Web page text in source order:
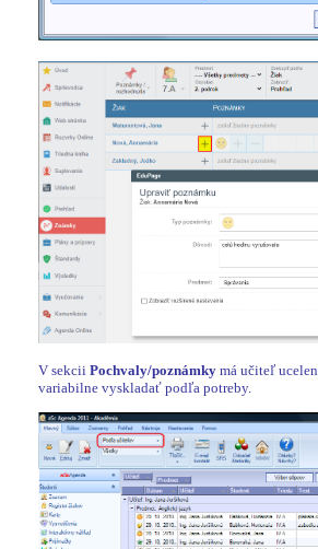
V sekcii Pochvaly/poznámky má učiteľ
variabilne vyskladať podľa potreby.